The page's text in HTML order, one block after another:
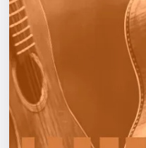
События
Города
Площадки
Артисты